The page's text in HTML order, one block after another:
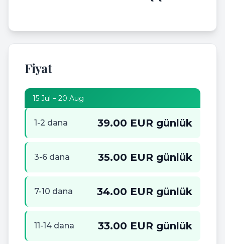
Fiyat
15 Jul – 20 Aug
1-2 dana 39.00 EUR günlük
3-6 dana 35.00 EUR günlük
7-10 dana 34.00 EUR günlük
11-14 dana 33.00 EUR günlük